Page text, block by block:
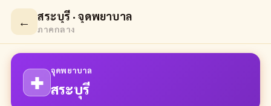
← สระบุรี · จุดพยาบาล
ภาคกลาง
✚
จุดพยาบาล
สระบุรี